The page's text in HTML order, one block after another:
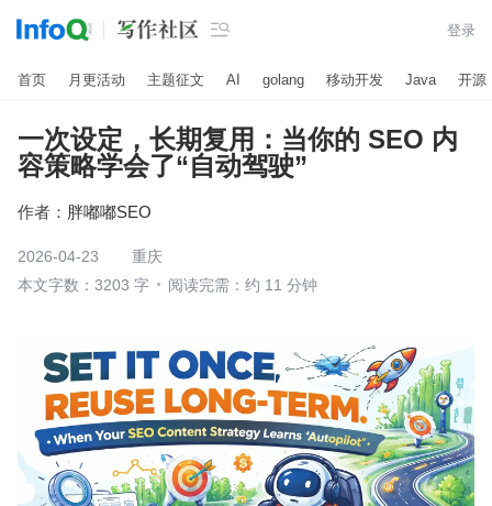
 登录
首页 月更活动 主题征文 AI golang 移动开发 Java 开源
一次设定，长期复用：当你的 SEO 内
容策略学会了“自动驾驶”
作者： 胖嘟嘟SEO
2026-04-23
重庆
本文字数：3203 字
阅读完需：约 11 分钟